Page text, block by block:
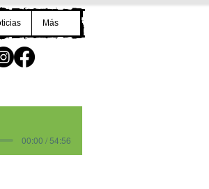
Más
00:00 / 54:56